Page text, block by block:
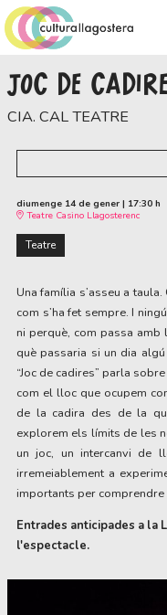
JOC DE
CIA. CAL TEATRE
diumenge 14 de gener | 17:30 h
Teatre Casino Llagosterenc
Teatre
Una família s’asseu a
com s’ha fet sempre. I
ni perquè, com passa amb
què passaria si un dia
“Joc de cadires” parla
com el lloc que ocupem
de la cadira des de la
explorem els límits de les
un joc, un intercanvi de
irremeiablement a
importants per comprendre
Entrades anticipades a la
l'espectacle.